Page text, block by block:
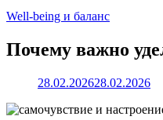
Well-being и баланс
Почему важно
28.02.202628.02.2026